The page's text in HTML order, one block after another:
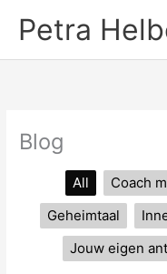
naar
inhoud
Petra
Blog
All Coach
Geheimtaal
Jouw eigen